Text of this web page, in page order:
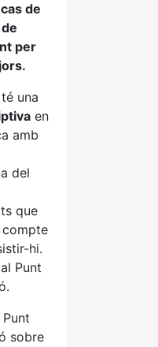
de
per
una
en
amb
del
que
hi.
Punt
Punt
sobre